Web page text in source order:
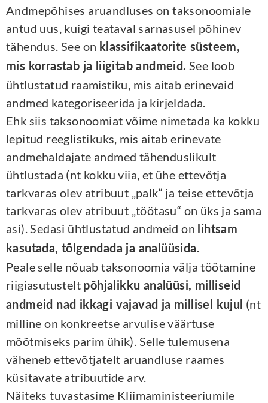
Andmepõhises aruandluses on taksonoomiale
antud uus, kuigi teataval sarnasusel põhinev
tähendus. See on klassifikaatorite süsteem,
mis korrastab ja liigitab andmeid. See loob
ühtlustatud raamistiku, mis aitab erinevaid
andmed kategoriseerida ja kirjeldada.
Ehk siis taksonoomiat võime nimetada ka kokku
lepitud reeglistikuks, mis aitab erinevate
andmehaldajate andmed tähenduslikult
ühtlustada (nt kokku viia, et ühe ettevõtja
tarkvaras olev atribuut „palk“ ja teise ettevõtja
tarkvaras olev atribuut „töötasu“ on üks ja sama
asi). Sedasi ühtlustatud andmeid on lihtsam
kasutada, tõlgendada ja analüüsida.
Peale selle nõuab taksonoomia välja töötamine
riigiasutustelt põhjalikku analüüsi, milliseid
andmeid nad ikkagi vajavad ja millisel kujul (nt
milline on konkreetse arvulise väärtuse
mõõtmiseks parim ühik). Selle tulemusena
väheneb ettevõtjatelt aruandluse raames
küsitavate atribuutide arv.
Näiteks tuvastasime Kliimaministeeriumile